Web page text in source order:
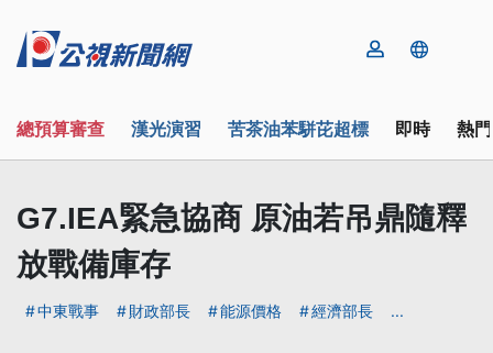
總預算審查 漢光演習 苦茶油苯駢芘超標 即時 熱
G7.IEA緊急協商 原油若吊鼎隨釋
放戰備庫存
中東戰事 財政部長 能源價格 經濟部長 ...